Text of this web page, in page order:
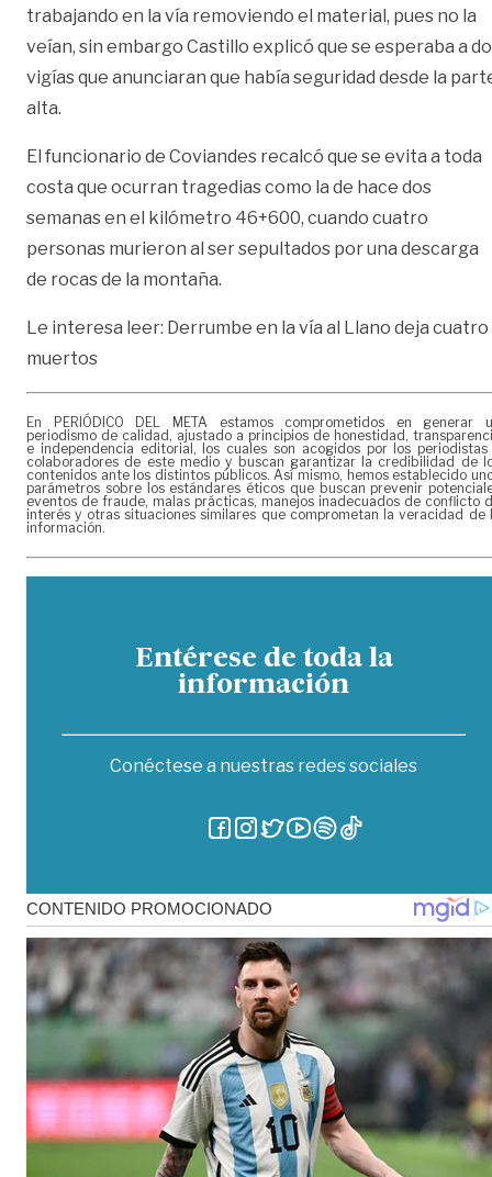
trabajando en la vía removiendo el material, pues no la
veían, sin embargo Castillo explicó que se esperaba a
vigías que anunciaran que había seguridad desde la
alta.
El funcionario de Coviandes recalcó que se evita a toda
costa que ocurran tragedias como la de hace dos
semanas en el kilómetro 46+600, cuando cuatro
personas murieron al ser sepultados por una descarga
de rocas de la montaña.
Le interesa leer: Derrumbe en la vía al Llano deja cuatro
muertos
En PERIÓDICO DEL META estamos comprometidos en generar
periodismo de calidad, ajustado a principios de honestidad,
e independencia editorial, los cuales son acogidos por los periodistas
colaboradores de este medio y buscan garantizar la credibilidad de
contenidos ante los distintos públicos. Así mismo, hemos establecido
parámetros sobre los estándares éticos que buscan prevenir
eventos de fraude, malas prácticas, manejos inadecuados de conflicto
interés y otras situaciones similares que comprometan la veracidad de
información.
Entérese de toda la
información
Conéctese a nuestras redes sociales